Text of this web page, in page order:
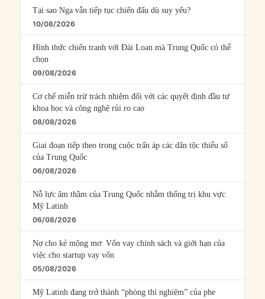
Tại sao Nga vẫn tiếp tục chiến đấu dù suy yếu?
10/08/2026
Hình thức chiến tranh với Đài Loan mà Trung Quốc có thể
chọn
09/08/2026
Cơ chế miễn trừ trách nhiệm đối với các quyết định đầu tư
khoa học và công nghệ rủi ro cao
08/08/2026
Giai đoạn tiếp theo trong cuộc trấn áp các dân tộc thiểu số
của Trung Quốc
06/08/2026
Nỗ lực âm thầm của Trung Quốc nhằm thống trị khu vực
Mỹ Latinh
06/08/2026
Nợ cho kẻ mộng mơ: Vốn vay chính sách và giới hạn của
việc cho startup vay vốn
05/08/2026
Mỹ Latinh đang trở thành “phòng thí nghiệm” của phe